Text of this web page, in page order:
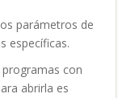
parámetros de
específicas.
con
abrirla es